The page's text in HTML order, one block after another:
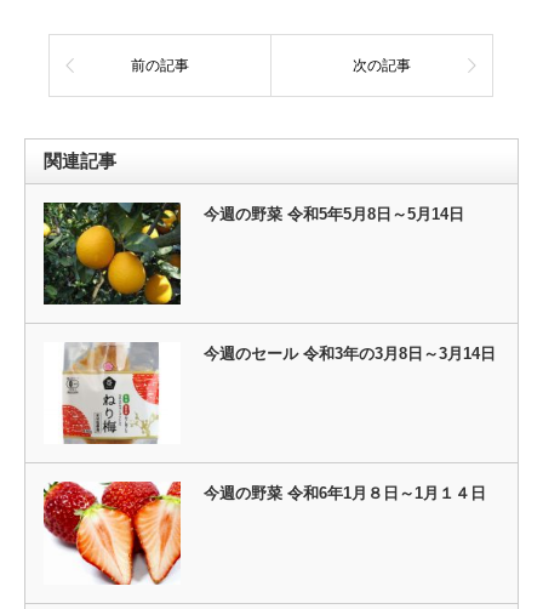
前の記事 次の記事
関連記事
今週の野菜 令和5年5月8日～5月14日
今週のセール 令和3年の3月8日～3月14日
今週の野菜 令和6年1月８日～1月１４日